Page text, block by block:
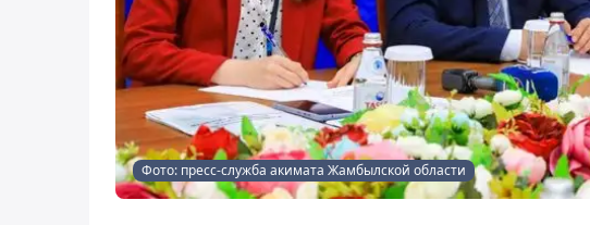
Фото: пресс-служба акимата Жамбылской области